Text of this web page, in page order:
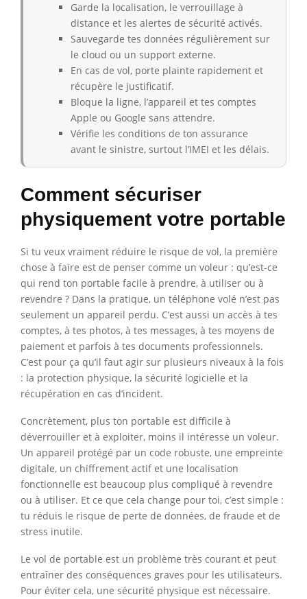
Garde la localisation, le verrouillage à
distance et les alertes de sécurité activés.
Sauvegarde tes données régulièrement sur
le cloud ou un support externe.
En cas de vol, porte plainte rapidement et
récupère le justificatif.
Bloque la ligne, l’appareil et tes comptes
Apple ou Google sans attendre.
Vérifie les conditions de ton assurance
avant le sinistre, surtout l’IMEI et les délais.
Comment sécuriser
physiquement votre portable
Si tu veux vraiment réduire le risque de vol, la première
chose à faire est de penser comme un voleur : qu’est-ce
qui rend ton portable facile à prendre, à utiliser ou à
revendre ? Dans la pratique, un téléphone volé n’est pas
seulement un appareil perdu. C’est aussi un accès à tes
comptes, à tes photos, à tes messages, à tes moyens de
paiement et parfois à tes documents professionnels.
C’est pour ça qu’il faut agir sur plusieurs niveaux à la fois
: la protection physique, la sécurité logicielle et la
récupération en cas d’incident.
Concrètement, plus ton portable est difficile à
déverrouiller et à exploiter, moins il intéresse un voleur.
Un appareil protégé par un code robuste, une empreinte
digitale, un chiffrement actif et une localisation
fonctionnelle est beaucoup plus compliqué à revendre
ou à utiliser. Et ce que cela change pour toi, c’est simple :
tu réduis le risque de perte de données, de fraude et de
stress inutile.
Le vol de portable est un problème très courant et peut
entraîner des conséquences graves pour les utilisateurs.
Pour éviter cela, une sécurité physique est nécessaire.